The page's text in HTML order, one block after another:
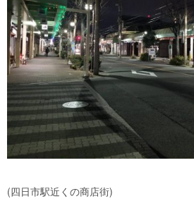
(四日市駅近くの商店街)